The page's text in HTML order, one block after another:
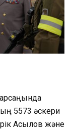
5573 әскери
Асылов және